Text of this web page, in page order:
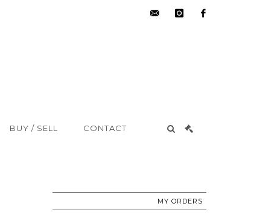
BUY / SELL CONTACT
MY ORDERS